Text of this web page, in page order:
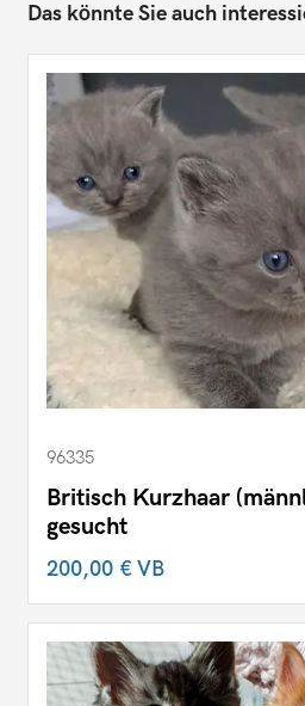
Das könnte Sie auch
96335
Britisch Kurzhaar
gesucht
200,00 €VB